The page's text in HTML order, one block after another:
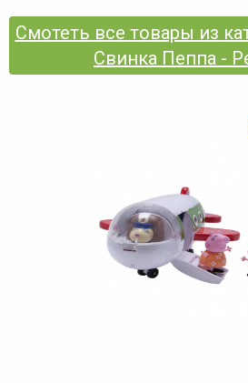
Смотеть все товары из
Свинка Пеппа -